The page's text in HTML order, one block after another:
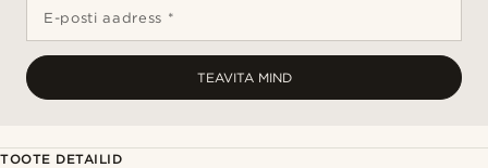
E-posti aadress *
TEAVITA MIND
TOOTE DETAILID